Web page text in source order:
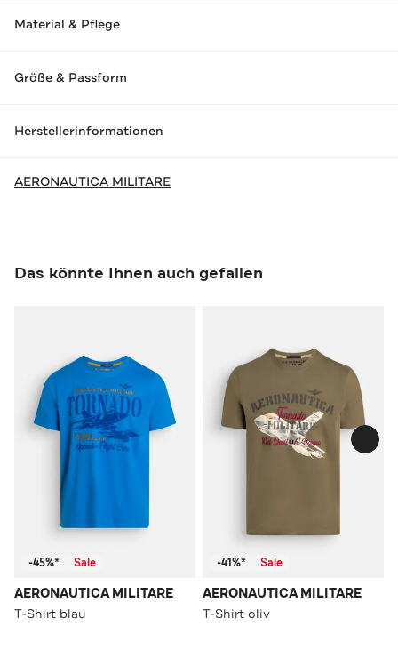
Material & Pflege
Größe & Passform
Herstellerinformationen
AERONAUTICA MILITARE
Das könnte Ihnen auch gefallen
-45%* Sale
AERONAUTICA MILITARE
T-Shirt blau
-41%* Sale
AERONAUTICA MILITARE
T-Shirt oliv